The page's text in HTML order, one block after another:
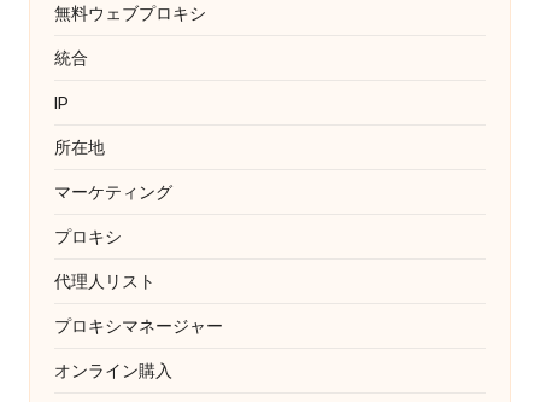
無料ウェブプロキシ
統合
IP
所在地
マーケティング
プロキシ
代理人リスト
プロキシマネージャー
オンライン購入